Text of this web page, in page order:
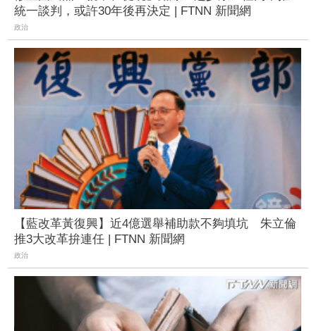
統一談判，或許30年後再決定 | FTNN 新聞網
政治
【藍改革黃復興】近4億選舉補助款不夠填坑 朱立倫
推3大改革拚連任 | FTNN 新聞網
政治